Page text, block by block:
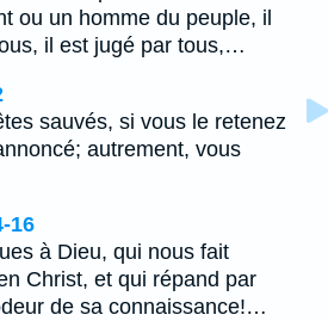
ou un homme du peuple, il
il est jugé par tous,…
sauvés, si vous le retenez
autrement, vous
16
à Dieu, qui nous fait
Christ, et qui répand par
de sa connaissance!…